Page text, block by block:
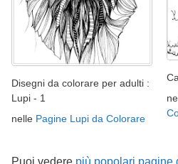
Disegni da colorare per adulti :
Lupi - 1
nelle Pagine Lupi da Colorare